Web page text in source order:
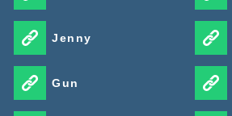
Jenny
Gun